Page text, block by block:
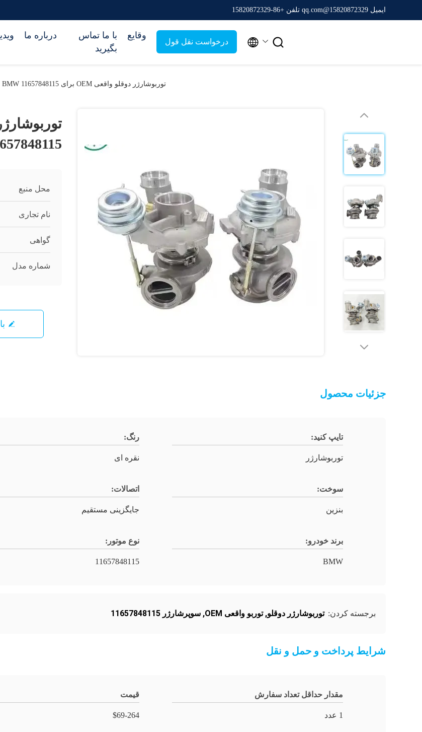
ایمیل 15820872329@qq.com تلفن +86-15820872329
درباره ما
با ما تماس
بگیرید
وقایع
درخواست نقل قول  
توربوشارژر دوقلو واقعی OEM برای BMW 11657848115 جایگزین مستقیم موتور توربو
11657848115 جایگزین مستقیم
محل منبع
نام تجاری
گواهی
شماره مدل
جزئیات محصول
تایپ کنید:
توربوشارژر
رنگ:
نقره ای
سوخت:
بنزین
اتصالات:
جایگزینی مستقیم
برند خودرو:
BMW
نوع موتور:
11657848115
برجسته کردن: توربوشارژر دوقلو,توربو واقعی OEM , سوپرشارژر 11657848115
شرایط پرداخت و حمل و نقل
مقدار حداقل تعداد سفارش
1 عدد
قیمت
$69-264